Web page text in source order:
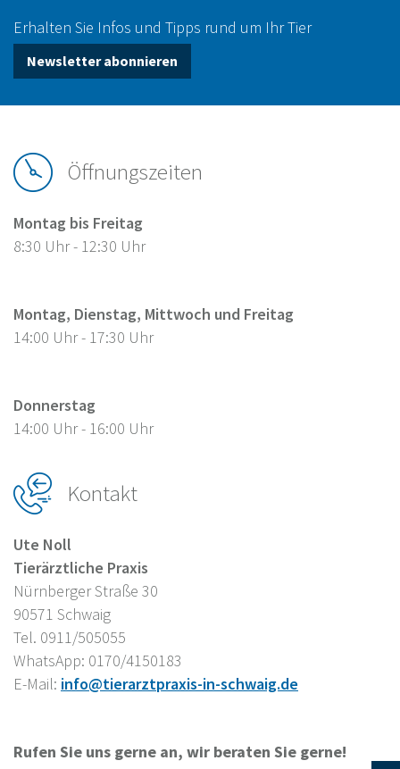
Erhalten Sie Infos und Tipps rund um Ihr Tier
Newsletter abonnieren
Öffnungszeiten
Montag bis Freitag
8:30 Uhr - 12:30 Uhr
Montag, Dienstag, Mittwoch und Freitag
14:00 Uhr - 17:30 Uhr
Donnerstag
14:00 Uhr - 16:00 Uhr
Kontakt
Ute Noll
Tierärztliche Praxis
Nürnberger Straße 30
90571 Schwaig
Tel. 0911/505055
WhatsApp: 0170/4150183
E-Mail: info@tierarztpraxis-in-schwaig.de
Rufen Sie uns gerne an, wir beraten Sie gerne!